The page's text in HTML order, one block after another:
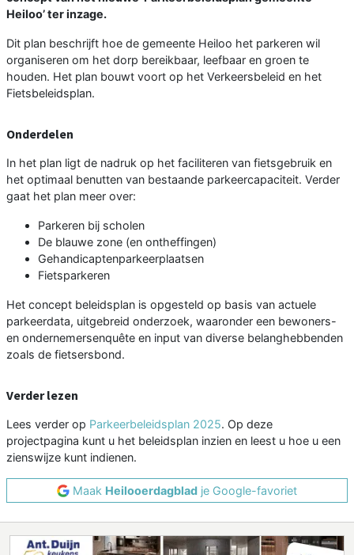
Heiloo’ ter inzage.
Dit plan beschrijft hoe de gemeente Heiloo het parkeren wil
organiseren om het dorp bereikbaar, leefbaar en groen te
houden. Het plan bouwt voort op het Verkeersbeleid en het
Fietsbeleidsplan.
Onderdelen
In het plan ligt de nadruk op het faciliteren van fietsgebruik en
het optimaal benutten van bestaande parkeercapaciteit. Verder
gaat het plan meer over:
Parkeren bij scholen
De blauwe zone (en ontheffingen)
Gehandicaptenparkeerplaatsen
Fietsparkeren
Het concept beleidsplan is opgesteld op basis van actuele
parkeerdata, uitgebreid onderzoek, waaronder een bewoners-
en ondernemersenquête en input van diverse belanghebbenden
zoals de fietsersbond.
Verder lezen
Lees verder op Parkeerbeleidsplan 2025. Op deze
projectpagina kunt u het beleidsplan inzien en leest u hoe u een
zienswijze kunt indienen.
Maak Heilooerdagblad je Google-favoriet